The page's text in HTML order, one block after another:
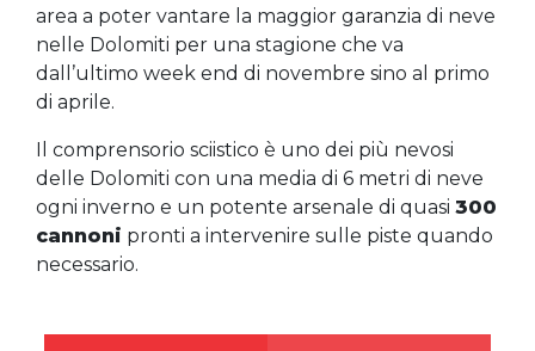
area a poter vantare la maggior garanzia di neve
nelle Dolomiti per una stagione che va
dall’ultimo week end di novembre sino al primo
di aprile.
Il comprensorio sciistico è uno dei più nevosi
delle Dolomiti con una media di 6 metri di neve
ogni inverno e un potente arsenale di quasi 300
cannoni pronti a intervenire sulle piste quando
necessario.